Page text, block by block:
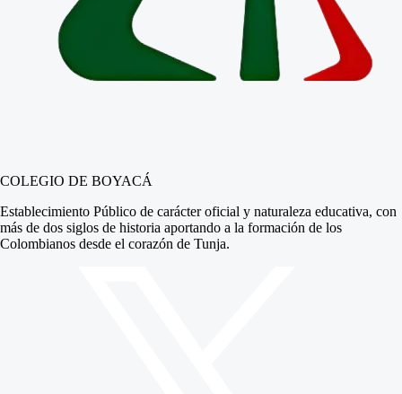
COLEGIO DE BOYACÁ
Establecimiento Público de carácter oficial y naturaleza educativa, con
más de dos siglos de historia aportando a la formación de los
Colombianos desde el corazón de Tunja.